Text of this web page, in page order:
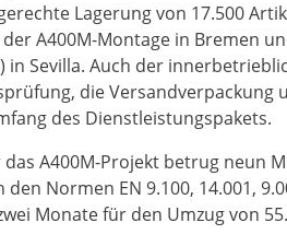
Lagerung von 17.500
A400M-Montage in Bremen
in Sevilla. Auch der
die Versandverpackung
des Dienstleistungspakets.
A400M-Projekt betrug neun
Normen EN 9.100, 14.001,
Monate für den Umzug von